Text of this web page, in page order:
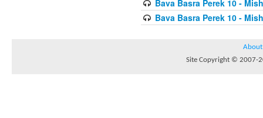
Bava Basra Perek 10 -
Bava Basra Perek 10 -
About
Site Copyright © 2007-